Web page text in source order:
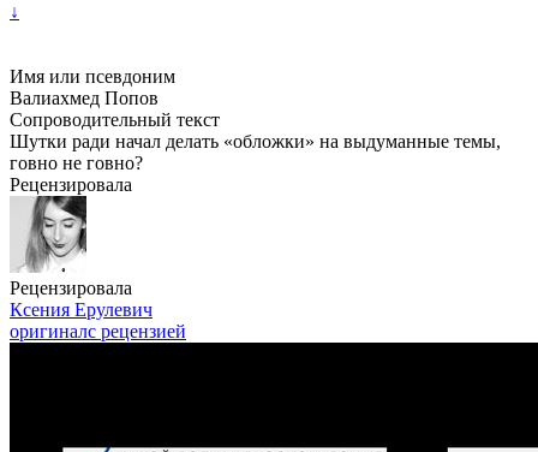
↓
Имя или псевдоним
Валиахмед Попов
Сопроводительный текст
Шутки ради начал делать «обложки» на выдуманные темы,
говно не говно?
Рецензировала
Рецензировала
Ксения Ерулевич
оригиналс рецензией